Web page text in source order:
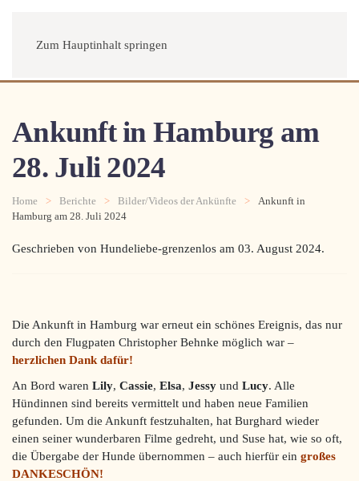
Zum Hauptinhalt springen
Menü
Ankunft in Hamburg am
28. Juli 2024
Home Berichte Bilder/Videos der Ankünfte
Ankunft in
Hamburg am 28. Juli 2024
Geschrieben von Hundeliebe-grenzenlos am 03. August 2024.
Die Ankunft in Hamburg war erneut ein schönes Ereignis, das nur
durch den Flugpaten Christopher Behnke möglich war –
herzlichen Dank dafür!
An Bord waren Lily, Cassie, Elsa, Jessy und Lucy. Alle
Hündinnen sind bereits vermittelt und haben neue Familien
gefunden. Um die Ankunft festzuhalten, hat Burghard wieder
einen seiner wunderbaren Filme gedreht, und Suse hat, wie so oft,
die Übergabe der Hunde übernommen – auch hierfür ein großes
DANKESCHÖN!